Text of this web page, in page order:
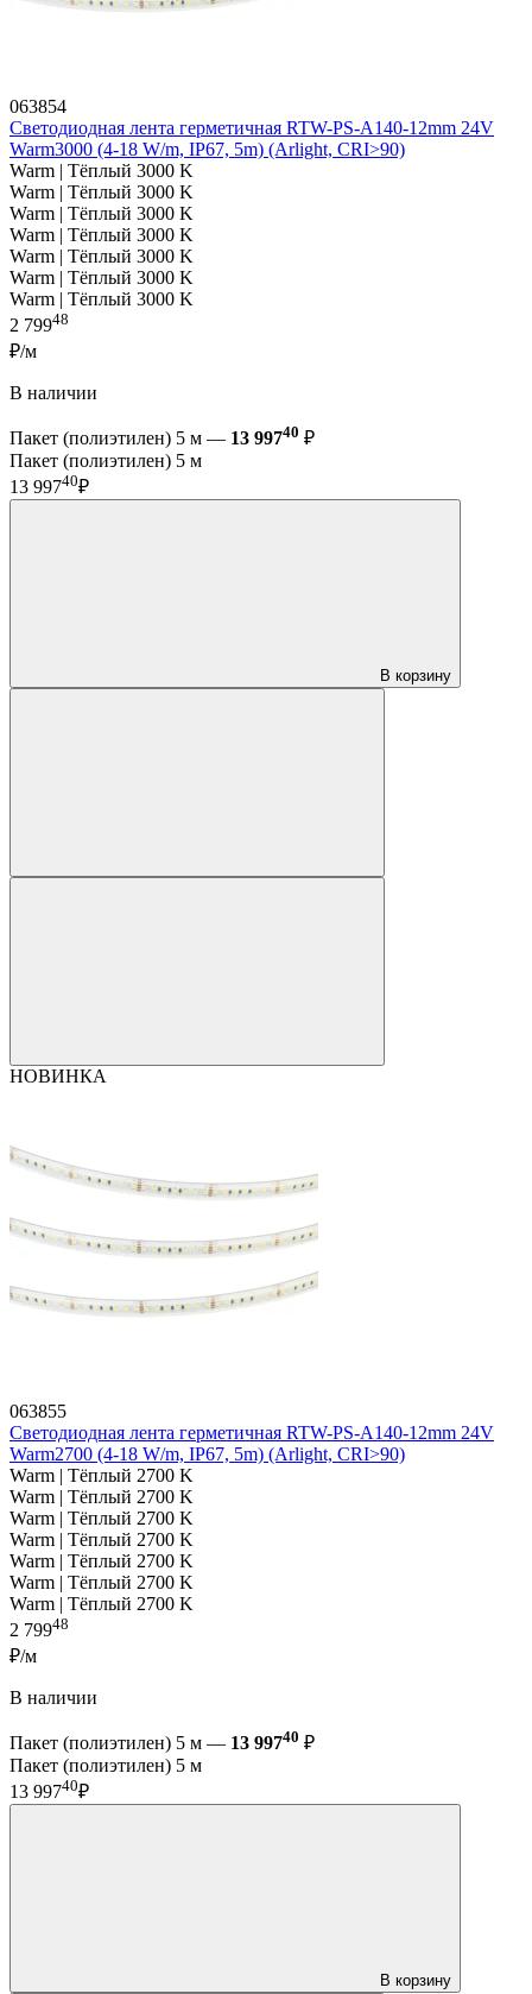
063854
Светодиодная лента герметичная RTW-PS-A140-12mm 24V
Warm3000 (4-18 W/m, IP67, 5m) (Arlight, CRI>90)
Warm | Тёплый 3000 K
Warm | Тёплый 3000 K
Warm | Тёплый 3000 K
Warm | Тёплый 3000 K
Warm | Тёплый 3000 K
Warm | Тёплый 3000 K
Warm | Тёплый 3000 K
2 79948
₽/м
В наличии
Пакет (полиэтилен) 5 м — 13 99740 ₽
Пакет (полиэтилен) 5 м
13 99740₽
В корзину
НОВИНКА
063855
Светодиодная лента герметичная RTW-PS-A140-12mm 24V
Warm2700 (4-18 W/m, IP67, 5m) (Arlight, CRI>90)
Warm | Тёплый 2700 K
Warm | Тёплый 2700 K
Warm | Тёплый 2700 K
Warm | Тёплый 2700 K
Warm | Тёплый 2700 K
Warm | Тёплый 2700 K
Warm | Тёплый 2700 K
2 79948
₽/м
В наличии
Пакет (полиэтилен) 5 м — 13 99740 ₽
Пакет (полиэтилен) 5 м
13 99740₽
В корзину